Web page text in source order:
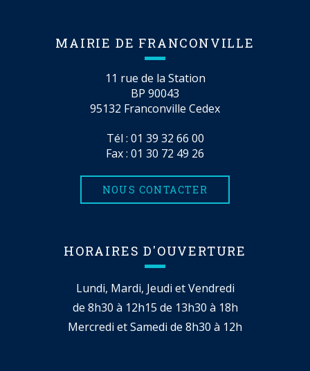
MAIRIE DE FRANCONVILLE
11 rue de la Station
BP 90043
95132 Franconville Cedex
Tél : 01 39 32 66 00
Fax : 01 30 72 49 26
NOUS CONTACTER
HORAIRES D'OUVERTURE
Lundi, Mardi, Jeudi et Vendredi
de 8h30 à 12h15 de 13h30 à 18h
Mercredi et Samedi de 8h30 à 12h